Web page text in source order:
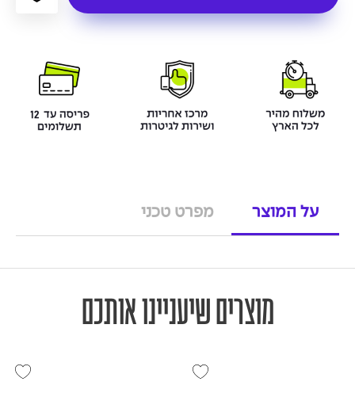
על המוצר מפרט טכני
מוצרים שיעניינו אותכם